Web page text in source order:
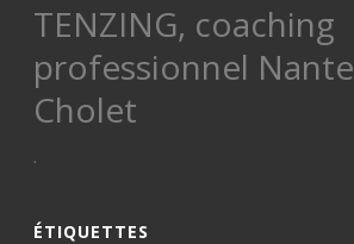
TENZING, coaching
professionnel
Cholet
.
ÉTIQUETTES